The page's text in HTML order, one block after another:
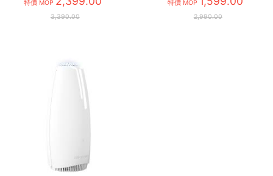
特價 MOP
3,390.00
特價 MOP
2,990.00